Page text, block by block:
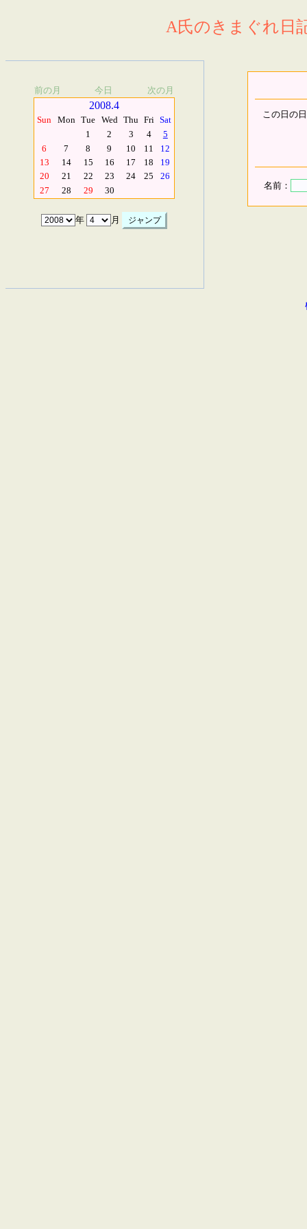
A氏のきまぐれ日
前の月 今日 次の月
2008.4
Sun Mon Tue Wed Thu Fri Sat
1
2 3 4
5
6
7 8 9 10 11
12
13
14 15 16 17 18
19
20
21 22 23 24 25
26
27
28 29 30
年 月
この日の
名前：